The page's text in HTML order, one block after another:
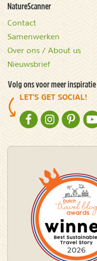
NatureScanner
Contact
Samenwerken
Over ons / About us
Nieuwsbrief
Volg ons voor meer inspiratie
LET'S GET SOCIAL!
NATURESCANNER OP